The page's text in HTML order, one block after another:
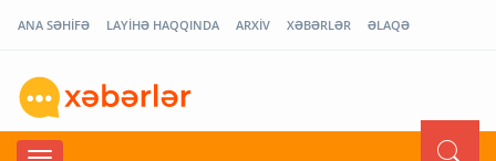
ANA SƏHİFƏ LAYİHƏ HAQQINDA ARXİV XƏBƏRLƏR ƏLAQƏ